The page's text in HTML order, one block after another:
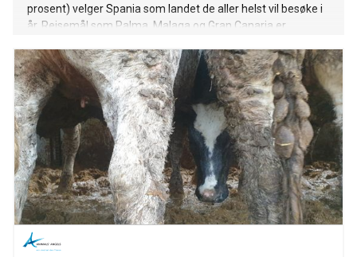
prosent) velger Spania som landet de aller helst vil besøke i
år. Reisemål som Palma, Malaga og Gran Canaria er
nytt, ikke så turisttungt, er Estepona, Cadiz og San
Sebastian perler som bør oppleves.